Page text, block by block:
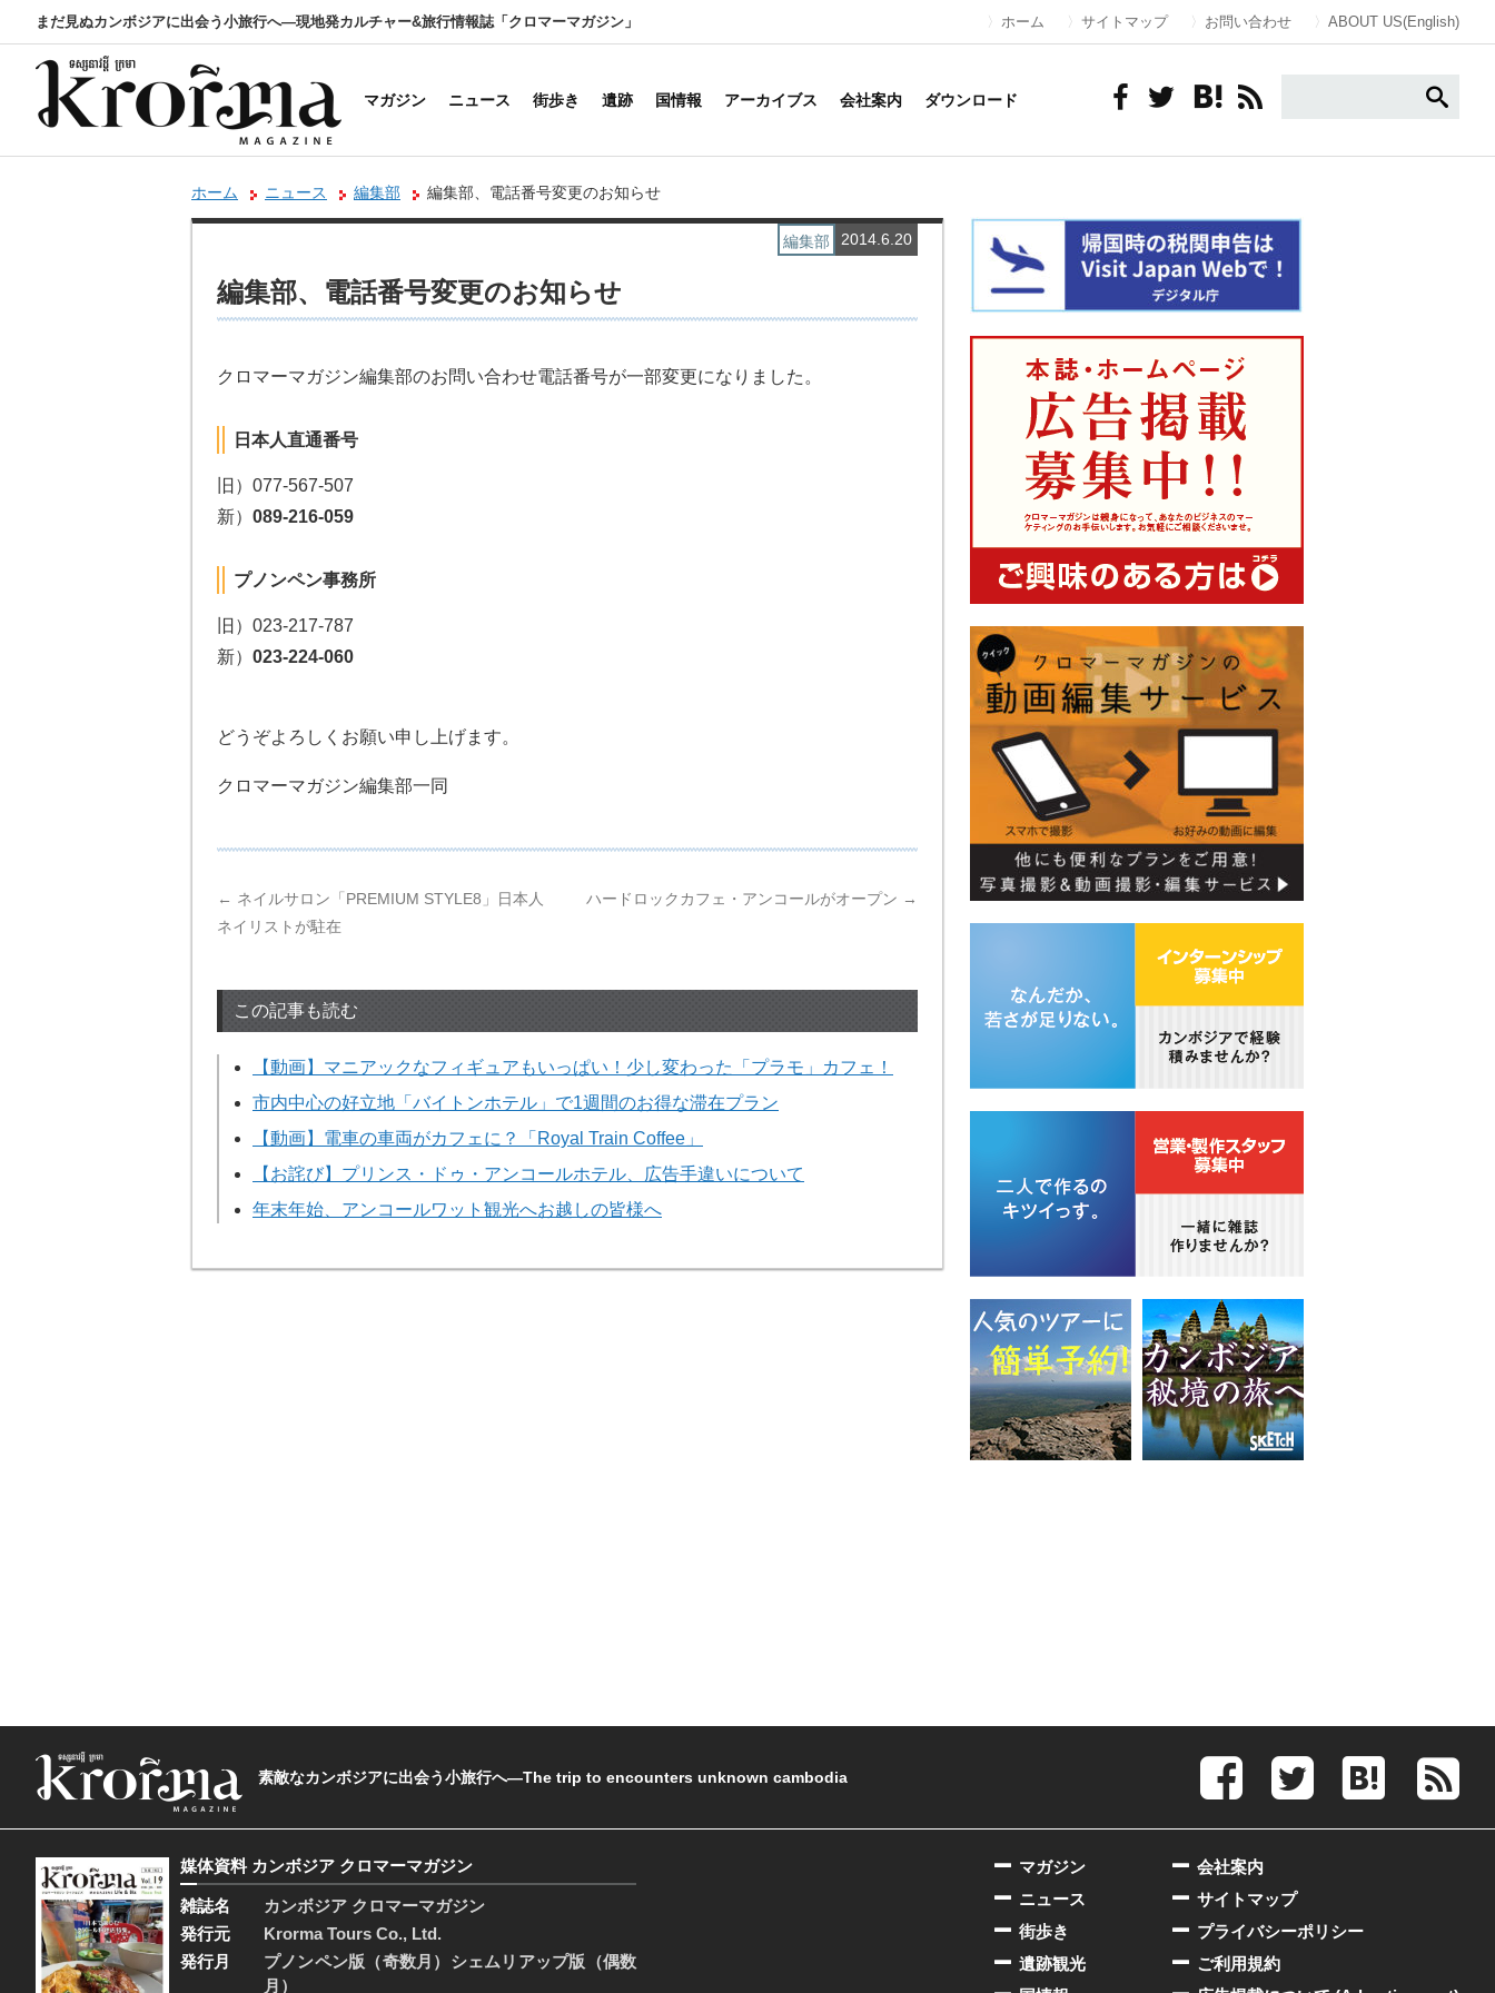
まだ見ぬカンボジアに出会う小旅行へ―現地発カルチャー&旅行情報誌「クロマーマガジン」 ホーム サイトマップ お問い合わせ ABOUT US(English)
マガジン ニュース 街歩き 遺跡 国情報 アーカイブス 会社案内 ダウンロード
ホーム ニュース 編集部 編集部、電話番号変更のお知らせ
2014.6.20
編集部
編集部、電話番号変更のお知らせ
クロマーマガジン編集部のお問い合わせ電話番号が一部変更になりました。
日本人直通番号
旧）077-567-507
新） 089-216-059
プノンペン事務所
旧）023-217-787
新） 023-224-060
どうぞよろしくお願い申し上げます。
クロマーマガジン編集部一同
← ネイルサロン「PREMIUM STYLE8」日本人
ネイリストが駐在
ハードロックカフェ・アンコールがオープン →
この記事も読む
【動画】マニアックなフィギュアもいっぱい！少し変わった「プラモ」カフェ！
市内中心の好立地「バイトンホテル」で1週間のお得な滞在プラン
【動画】電車の車両がカフェに？「Royal Train Coffee」
【お詫び】プリンス・ドゥ・アンコールホテル、広告手違いについて
年末年始、アンコールワット観光へお越しの皆様へ
素敵なカンボジアに出会う小旅行へ―The trip to encounters unknown cambodia
媒体資料 カンボジア クロマーマガジン
雑誌名
カンボジア クロマーマガジン
発行元
Krorma Tours Co., Ltd.
発行月
プノンペン版（奇数月）シェムリアップ版（偶数
月）
会社案内
サイトマップ
プライバシーポリシー
ご利用規約
マガジン
ニュース
街歩き
遺跡観光